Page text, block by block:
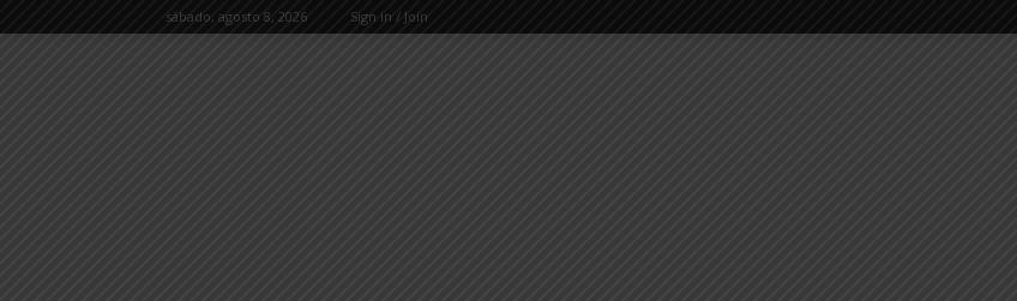
sábado, agosto 8, 2026 Sign in / Join